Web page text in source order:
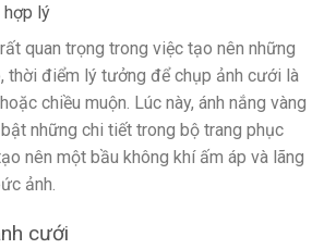
hợp lý
quan trọng trong việc tạo nên những
thời điểm lý tưởng để chụp ảnh cưới là
chiều muộn. Lúc này, ánh nắng vàng
những chi tiết trong bộ trang phục
nên một bầu không khí ấm áp và lãng
ảnh.
cưới